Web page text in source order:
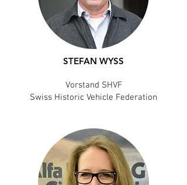
STEFAN WYSS
Vorstand SHVF
Swiss Historic Vehicle Federation